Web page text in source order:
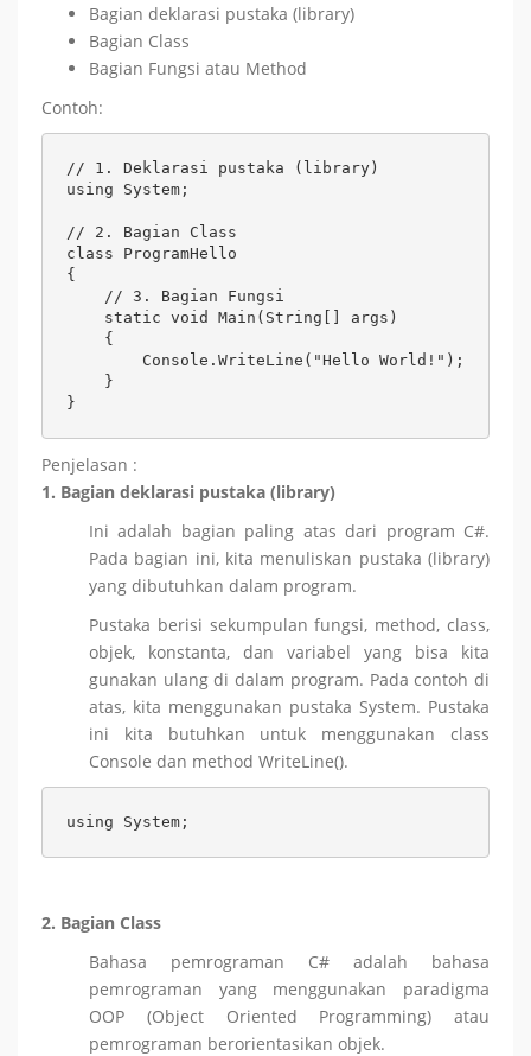
Bagian deklarasi pustaka (library)
Bagian Class
Bagian Fungsi atau Method
Contoh:
// 1. Deklarasi pustaka (library)
using System;
// 2. Bagian Class
class ProgramHello
{
    // 3. Bagian Fungsi
    static void Main(String[] args)
    {
        Console.WriteLine("Hello World!");
    }
}
Penjelasan :
1. Bagian deklarasi pustaka (library)
Ini adalah bagian paling atas dari program C#.
Pada bagian ini, kita menuliskan pustaka (library)
yang dibutuhkan dalam program.
Pustaka berisi sekumpulan fungsi, method, class,
objek, konstanta, dan variabel yang bisa kita
gunakan ulang di dalam program. Pada contoh di
atas, kita menggunakan pustaka System. Pustaka
ini kita butuhkan untuk menggunakan class
Console dan method WriteLine().
using System;
2. Bagian Class
Bahasa pemrograman C# adalah bahasa
pemrograman yang menggunakan paradigma
OOP (Object Oriented Programming) atau
pemrograman berorientasikan objek.